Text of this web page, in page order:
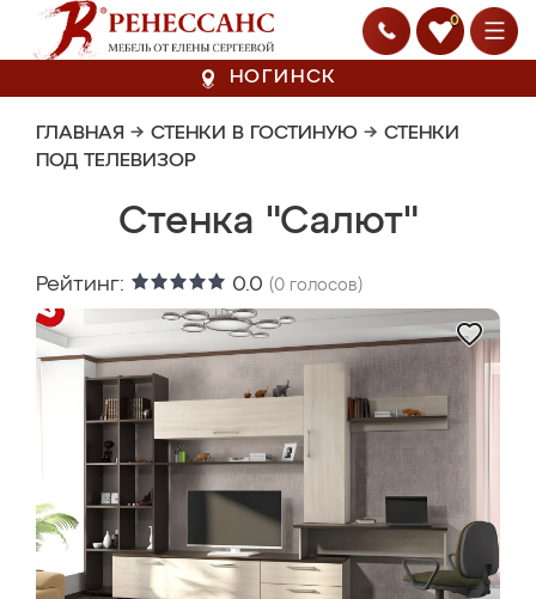
0
НОГИНСК
ГЛАВНАЯ → СТЕНКИ В ГОСТИНУЮ → СТЕНКИ
ПОД ТЕЛЕВИЗОР
Стенка "Салют"
Рейтинг: 0.0 (0 голосов)